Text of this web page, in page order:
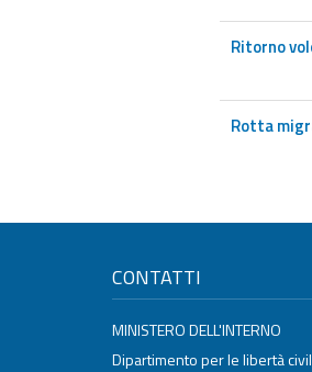
Ritorno
Rotta
CONTATTI
MINISTERO DELL'INTERNO
Dipartimento per le libertà